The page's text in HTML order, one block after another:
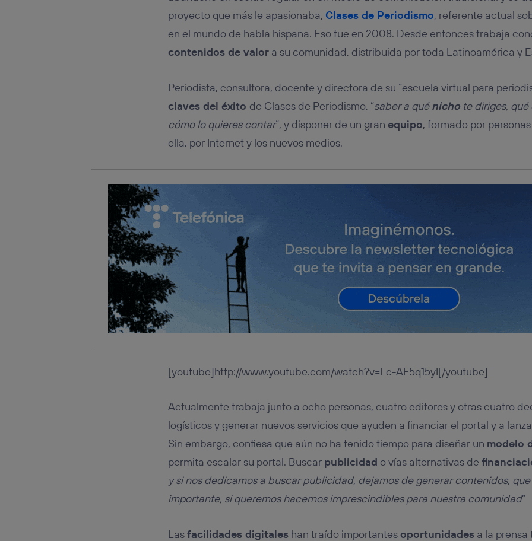
proyecto que más le apasionaba, Clases de Periodismo, referente actual
en el mundo de habla hispana. Eso fue en 2008. Desde entonces trabaja
contenidos de valora su comunidad, distribuida por toda Latinoamérica y
Periodista, consultora, docente y directora de su “escuela virtual para
claves del éxito de Clases de Periodismo, “saber a quénichote diriges, qué
cómo lo quieres contar“, y disponer de un gran equipo, formado por
ella, por Internet y los nuevos medios.
[youtube]http://www.youtube.com/watch?v=Lc-AF5q15yI[/youtube]
Actualmente trabaja junto a ocho personas, cuatro editores y otras cuatro
logísticos y generar nuevos servicios que ayuden a financiar el portal y a
Sin embargo, confiesa que aún no ha tenido tiempo para diseñar un modelo
permita escalar su portal. Buscar publicidad o vías alternativas de
y si nos dedicamos a buscar publicidad, dejamos de generar contenidos, que
importante, si queremos hacernos imprescindibles para nuestra comunidad”
Lasfacilidades digitaleshan traído importantesoportunidadesa la prensa
conecte su dispositivo y consienta el uso de la tecnología recibirá el mismo
Típicamente:
Si utilizas unaconexión de banda ancha(p. ej., Wi-Fi), el marketing o
realizará en función de las actividades de navegación de los miembros del
únicamente en la navegación del usuario del móvil.
Puedes gestionar los consentimientos Utiq seleccionando “Administrar Utiq”
inferior de esta página web o visitando el
portal de privacidad de Utiq
Para más información, consulta la
política de privacidad de Utiq